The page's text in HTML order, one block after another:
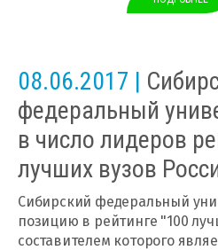
08.06.2017 |
федеральный
в число лидеров
лучших вузов
Сибирский федеральный
позицию в рейтинге "100
составителем которого